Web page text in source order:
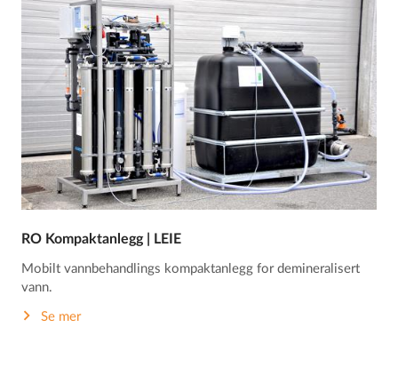
RO Kompaktanlegg | LEIE
Mobilt vannbehandlings kompaktanlegg for demineralisert
vann.
Se mer